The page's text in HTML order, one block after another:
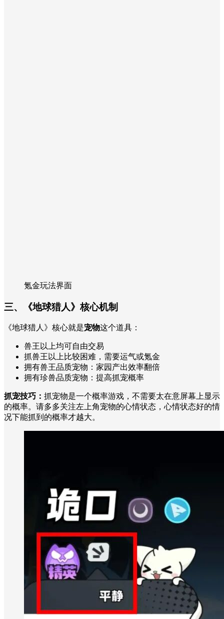
氪金玩法界面
三、《地球猎人》核心机制
《地球猎人》核心就是宠物这个道具：
兽王以上均可自由交易
抓兽王以上比较困难，需要运气或氪金
拥有兽王品质宠物：家园产出效率翻倍
拥有珍兽品质宠物：提高抓宠概率
抓宠技巧： 抓宠物是一个概率游戏，不需要太在意屏幕上显示
的概率。请多多关注左上角宠物的心情状态，心情状态好的情
况下能抓到的概率才越大。